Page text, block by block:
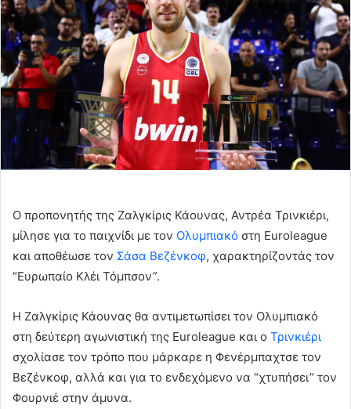
Ο προπονητής της Ζαλγκίρις Κάουνας, Αντρέα Τρινκιέρι,
μίλησε για το παιχνίδι με τον Ολυμπιακό στη Euroleague
και αποθέωσε τον Σάσα Βεζένκοφ, χαρακτηρίζοντάς τον
“Ευρωπαίο Κλέι Τόμπσον”.
Η Ζαλγκίρις Κάουνας θα αντιμετωπίσει τον Ολυμπιακό
στη δεύτερη αγωνιστική της Euroleague και ο Τρινκιέρι
σχολίασε τον τρόπο που μάρκαρε η Φενέρμπαχτσε τον
Βεζένκοφ, αλλά και για το ενδεχόμενο να “χτυπήσει” τον
Φουρνιέ στην άμυνα.